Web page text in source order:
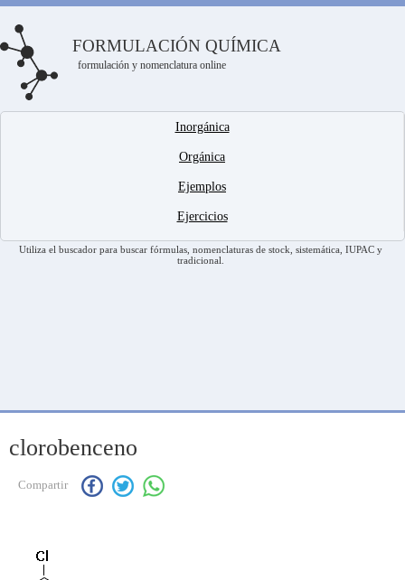
FORMULACIÓN QUÍMICA
formulación y nomenclatura online
Inorgánica
Orgánica
Ejemplos
Ejercicios
Utiliza el buscador para buscar fórmulas, nomenclaturas de stock, sistemática, IUPAC y
tradicional.
clorobenceno
Compartir